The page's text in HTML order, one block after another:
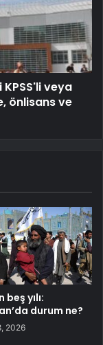
veya
önlisans ve
beş yılı:
durum ne?
2026